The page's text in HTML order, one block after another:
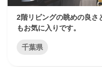
2階リビングの眺めの良さ
もお気に入りです。
千葉県